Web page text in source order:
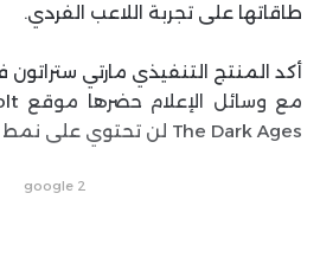
طاقاتها على تجربة اللاعب الفردي.
أكد المنتج التنفيذي مارتي
The Dark Ages لن تحتوي على نمط لعب جماعي.
google 2